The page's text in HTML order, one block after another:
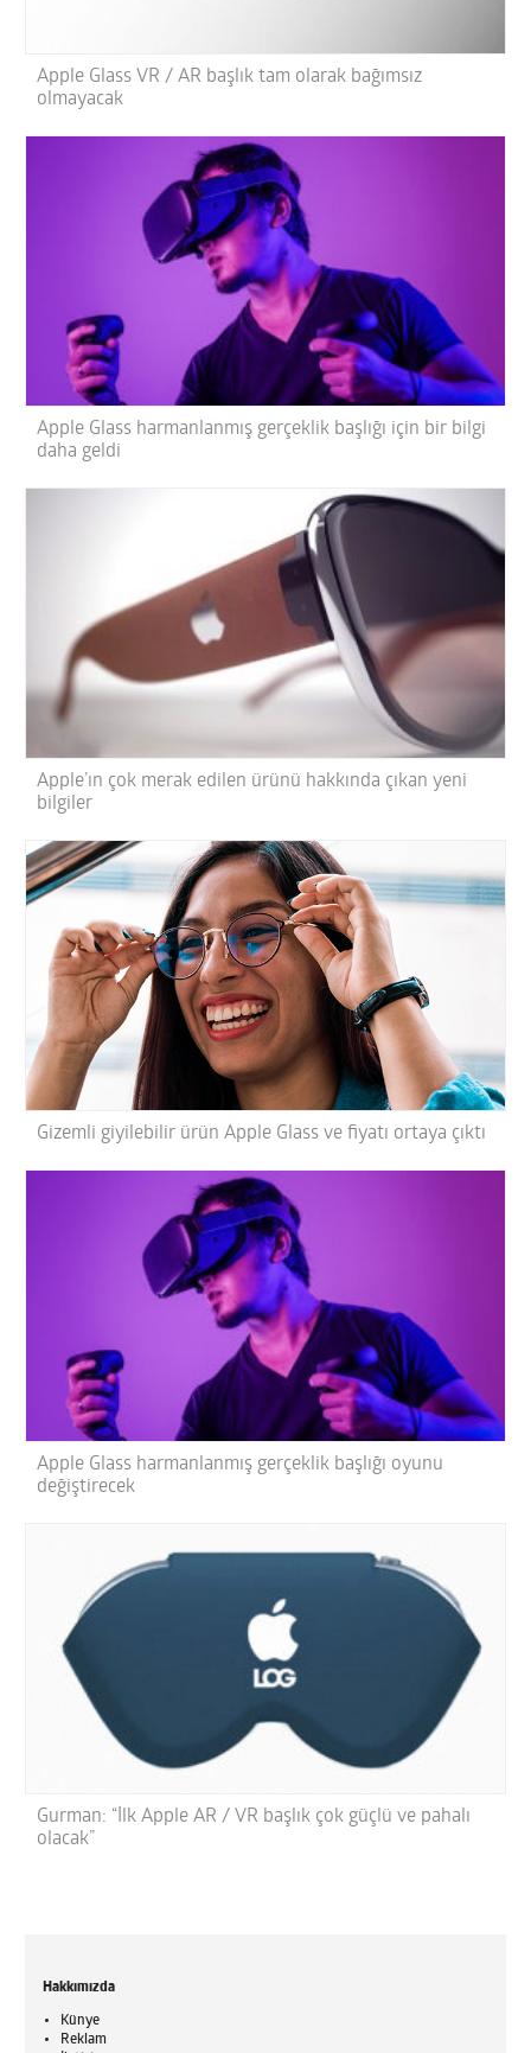
Apple Glass VR / AR başlık tam olarak bağımsız
olmayacak
Apple Glass harmanlanmış gerçeklik başlığı için bir bilgi
daha geldi
Apple’ın çok merak edilen ürünü hakkında çıkan yeni
bilgiler
Gizemli giyilebilir ürün Apple Glass ve fiyatı ortaya çıktı
Apple Glass harmanlanmış gerçeklik başlığı oyunu
değiştirecek
Gurman: “İlk Apple AR / VR başlık çok güçlü ve pahalı
olacak”
Hakkımızda
Künye
Reklam